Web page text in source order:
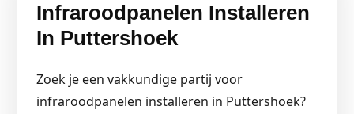
Infraroodpanelen Installeren
In Puttershoek
Zoek je een vakkundige partij voor
infraroodpanelen installeren in Puttershoek?